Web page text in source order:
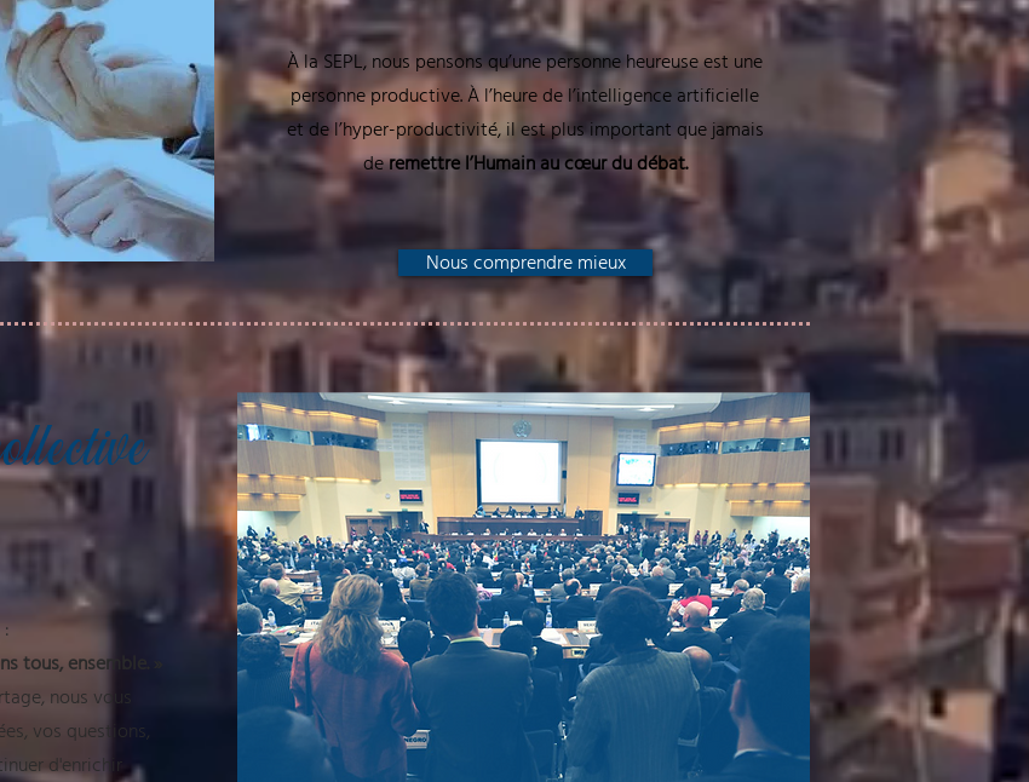
À la SEPL, nous pensons qu’une personne heureuse est une
personne productive. À l’heure de l’intelligence artificielle
et de l’hyper-productivité, il est plus important que jamais
deremettre l’Humain au cœur du débat.
Nous comprendre mieux
tous, ensemble. »
nous vous
vos questions,
d'enrichir